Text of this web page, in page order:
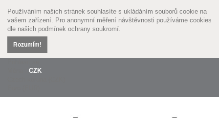
Rozumím!
Používáním našich stránek souhlasíte s ukládáním souborů cookie na
vašem zařízení. Pro anonymní měření návštěvnosti používáme cookies
dle našich podmínek ochrany soukromí.
CZK